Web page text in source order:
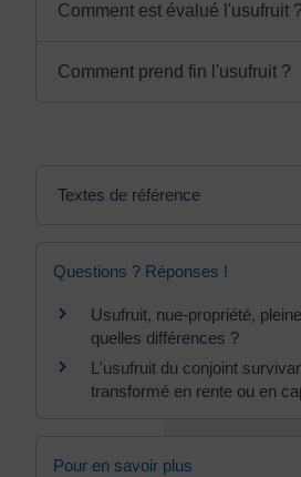
Comment est évalué l'usufruit ?
Comment prend fin l'usufruit ?
Textes de référence
Questions ? Réponses !
Usufruit, nue-propriété,
quelles différences ?
L'usufruit du conjoint
transformé en rente ou en
Pour en savoir plus